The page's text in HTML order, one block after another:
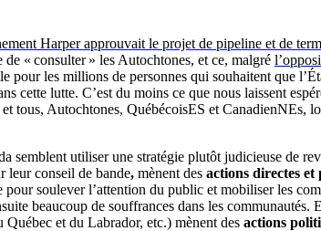
Harper approuvait le projet de pipeline et de
« consulter » les Autochtones, et ce, malgré
pour les millions de personnes qui souhaitent que
cette lutte. C’est du moins ce que nous laissent
tous, Autochtones, QuébécoisES et
semblent utiliser une stratégie plutôt judicieuse de
leur conseil de bande, mènent des actions directes
soulever l’attention du public et mobiliser les
beaucoup de souffrances dans les
et du Labrador, etc.) mènent des actions